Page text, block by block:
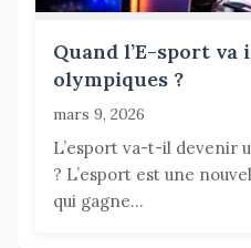
Quand l’E-sport
olympiques ?
mars 9, 2026
L’esport va-t-il devenir
? L’esport est une
qui gagne...